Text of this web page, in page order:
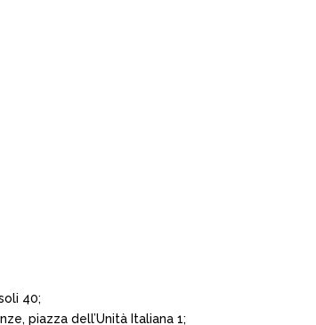
40;
piazza dell’Unità Italiana 1;